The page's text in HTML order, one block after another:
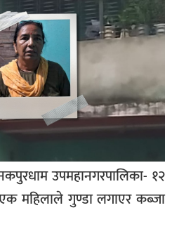
उपमहानगरपालिका- १२
महिलाले गुण्डा लगाएर कब्जा